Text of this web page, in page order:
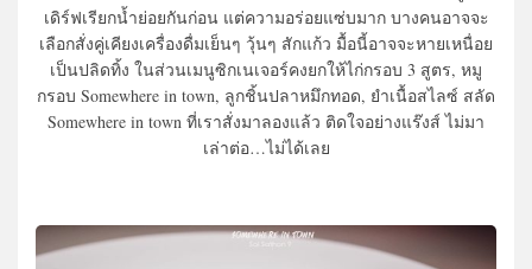
เดิร์ฟเรียกน้ำย่อยกันก่อน แต่ความอร่อยแซ่บมาก บางคนอาจจะ
เลือกสั่งคู่เคียงเครื่องดื่มเย็นๆ วุ้นๆ สักแก้ว มื้อนี้อาจจะหายเหนื่อย
เป็นปลิดทิ้ง ในส่วนเมนูซิกเนเจอร์คงยกให้ไก่กรอบ 3 สูตร, หมู
กรอบ Somewhere in town, ลูกชิ้นปลาหมึกทอด, ยำเนื้อสไลซ์ สลัด
Somewhere in town ที่เราสั่งมาลองแล้ว ติดใจอย่างแร๊งส์ ไม่มา
เล่าต่อ…ไม่ได้เลย